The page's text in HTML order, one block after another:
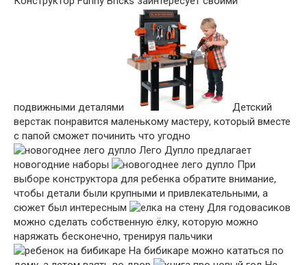
подвижными деталями
Детский
верстак понравится маленькому мастеру, который вместе
с папой сможет починить что угодно
Лего Дупло предлагает
новогодние наборы
При
выборе конструктора для ребенка обратите внимание,
чтобы детали были крупными и привлекательными, а
сюжет был интересным
Для годовасиков
можно сделать собственную ёлку, которую можно
наряжать бесконечно, тренируя пальчики
На бибикаре можно кататься по